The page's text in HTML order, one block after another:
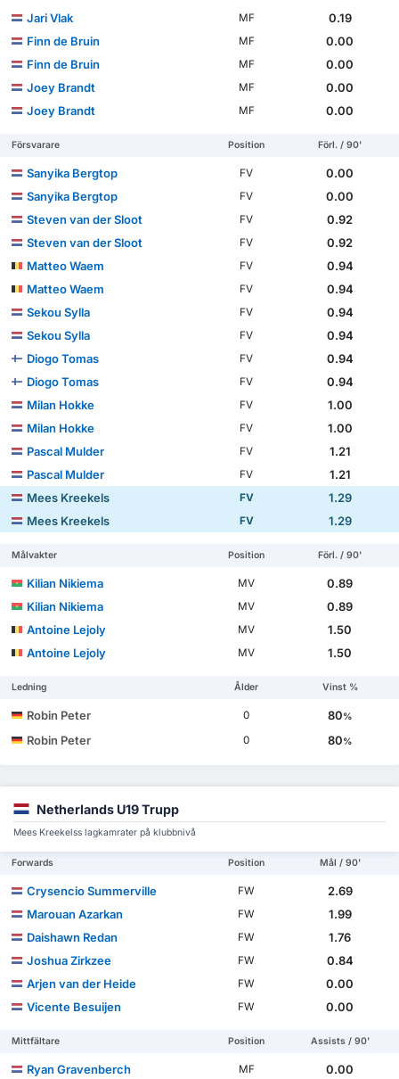
Jari Vlak
MF
0.19
Finn de Bruin
MF
0.00
Finn de Bruin
MF
0.00
Joey Brandt
MF
0.00
Joey Brandt
MF 0.00
Försvarare Position Förl. / 90'
Sanyika Bergtop FV
0.00
Sanyika Bergtop
FV
0.00
Steven van der Sloot
FV
0.92
Steven van der Sloot
FV
0.92
Matteo Waem
FV
0.94
Matteo Waem
FV
0.94
Sekou Sylla
FV
0.94
Sekou Sylla
FV
0.94
Diogo Tomas
FV
0.94
Diogo Tomas
FV
0.94
Milan Hokke
FV
1.00
Milan Hokke
FV
1.00
Pascal Mulder
FV
1.21
Pascal Mulder
FV
1.21
Mees Kreekels
FV
1.29
Mees Kreekels
FV 1.29
Målvakter Position Förl. / 90'
Kilian Nikiema MV
0.89
Kilian Nikiema
MV
0.89
Antoine Lejoly
MV
1.50
Antoine Lejoly
MV 1.50
Ledning Ålder Vinst %
Robin Peter 0 80%
Robin Peter 0 80%
Netherlands U19 Trupp
Mees Kreekelss lagkamrater på klubbnivå
Forwards Position Mål / 90'
Crysencio Summerville FW
2.69
Marouan Azarkan
FW
1.99
Daishawn Redan
FW
1.76
Joshua Zirkzee
FW
0.84
Arjen van der Heide
FW
0.00
Vicente Besuijen
FW 0.00
Mittfältare Position Assists / 90'
Ryan Gravenberch MF
0.00